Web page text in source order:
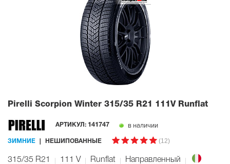
Pirelli Scorpion Winter 315/35 R21 111V Runflat
АРТИКУЛ: 141747 в наличии
ЗИМНИЕ НЕШИПОВАННЫЕ (12)
315/35 R21 111 V Runflat Направленный